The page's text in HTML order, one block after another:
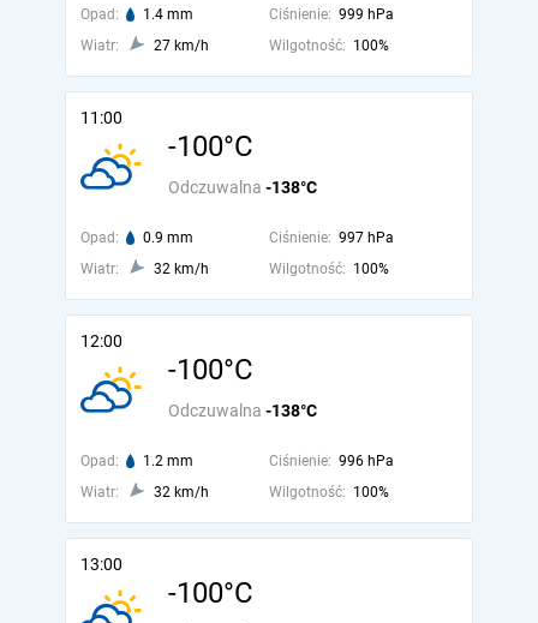
Opad: 1.4 mm Ciśnienie: 999 hPa
Wiatr:
27 km/h Wilgotność: 100%
11:00
-100°C
Odczuwalna -138°C
Opad: 0.9 mm Ciśnienie: 997 hPa
Wiatr:
32 km/h Wilgotność: 100%
12:00
-100°C
Odczuwalna -138°C
Opad: 1.2 mm Ciśnienie: 996 hPa
Wiatr:
32 km/h Wilgotność: 100%
13:00
-100°C